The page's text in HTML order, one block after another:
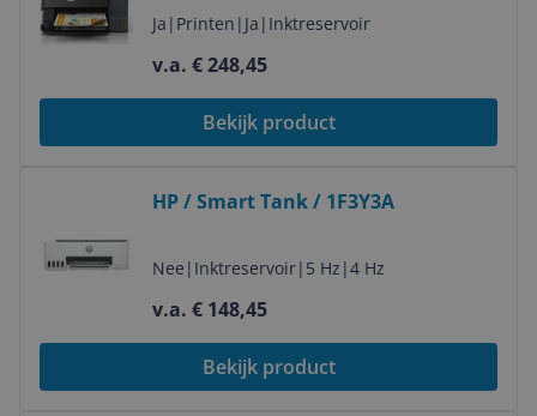
ppm, Wi-Fi
Ja | Printen | Ja | Inktreservoir
v.a. € 248,45
Bekijk product
HP / Smart Tank / 1F3Y3A
Nee | Inktreservoir| 5 Hz |4 Hz
v.a. € 148,45
Bekijk product